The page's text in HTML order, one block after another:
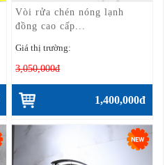
Vòi rửa chén nóng lạnh
đồng cao cấp...
Giá thị trường:
3,050,000đ
1,400,000đ